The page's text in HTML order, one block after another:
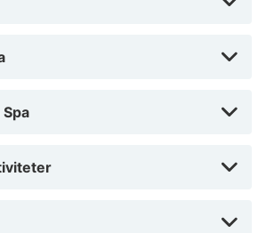
de Versailles. Detta hotell med